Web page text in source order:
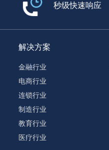
秒级快速响应
解决方案
金融行业
电商行业
连锁行业
制造行业
教育行业
医疗行业